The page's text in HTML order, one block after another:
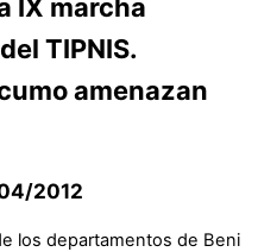
IX marcha
TIPNIS.
amenazan
2012
los departamentos de Beni